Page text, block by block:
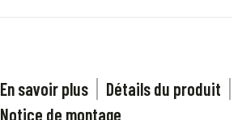
En savoir plus
Détails du produit
Notice de montage